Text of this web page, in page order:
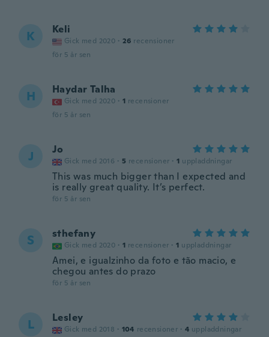
K Keli
Gick med 2020 · 26 recensioner
för 5 år sen
H Haydar Talha
Gick med 2020 · 1 recensioner
för 5 år sen
J Jo
Gick med 2016 · 5 recensioner · 1 uppladdningar
This was much bigger than I expected and
is really great quality. It’s perfect.
för 5 år sen
S sthefany
Gick med 2020 · 1 recensioner · 1 uppladdningar
Amei, e igualzinho da foto e tão macio, e
chegou antes do prazo
för 5 år sen
L Lesley
Gick med 2018 · 104 recensioner · 4 uppladdningar